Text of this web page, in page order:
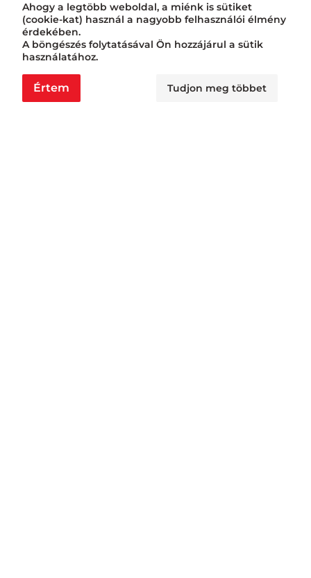
Ahogy a legtöbb weboldal, a miénk is sütiket
(cookie-kat) használ a nagyobb felhasználói élmény
érdekében.
A böngészés folytatásával Ön hozzájárul a sütik
használatához.
Értem Tudjon meg többet